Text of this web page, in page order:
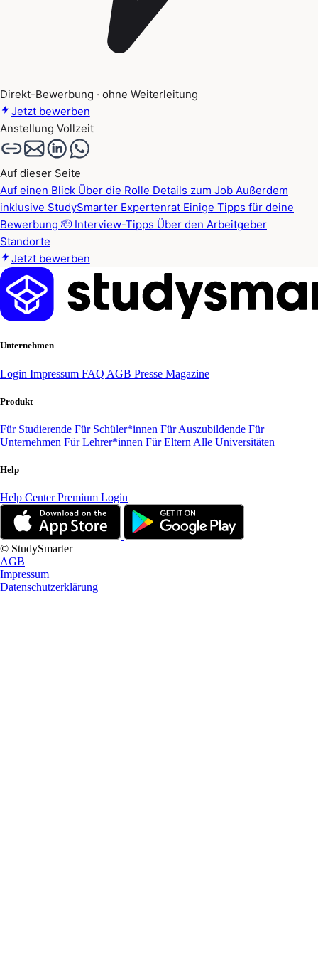
Direkt-Bewerbung · ohne Weiterleitung
Jetzt bewerben
Anstellung Vollzeit
Auf dieser Seite
Auf einen Blick Über die Rolle Details zum Job Außerdem
inklusive StudySmarter Expertenrat Einige Tipps für deine
Bewerbung 🫡 Interview-Tipps Über den Arbeitgeber
Standorte
Jetzt bewerben
Unternehmen
Login Impressum FAQ AGB Presse Magazine
Produkt
Für Studierende Für Schüler*innen Für Auszubildende Für
Unternehmen Für Lehrer*innen Für Eltern Alle Universitäten
Help
Help CenterPremium Login
© StudySmarter
AGB
Impressum
Datenschutzerklärung